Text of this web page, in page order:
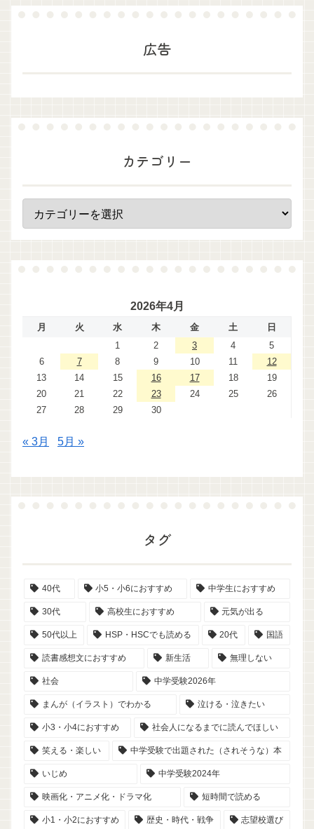
広告
カテゴリー
2026年4月
月 火 水 木 金 土
日
1
2 3 4
5
6
7 8 9 10 11
12
13
14 15 16 17 18
19
20
21 22 23 24 25
26
27
28 29 30
« 3月 5月 »
タグ
40代 小5・小6におすすめ 中学生におすすめ
30代 高校生におすすめ 元気が出る
50代以上 HSP・HSCでも読める 20代 国語
読書感想文におすすめ 新生活 無理しない
社会 中学受験2026年
まんが（イラスト）でわかる 泣ける・泣きたい
小3・小4におすすめ 社会人になるまでに読んでほしい
笑える・楽しい 中学受験で出題された（されそうな）本
いじめ 中学受験2024年
映画化・アニメ化・ドラマ化 短時間で読める
小1・小2におすすめ 歴史・時代・戦争 志望校選び